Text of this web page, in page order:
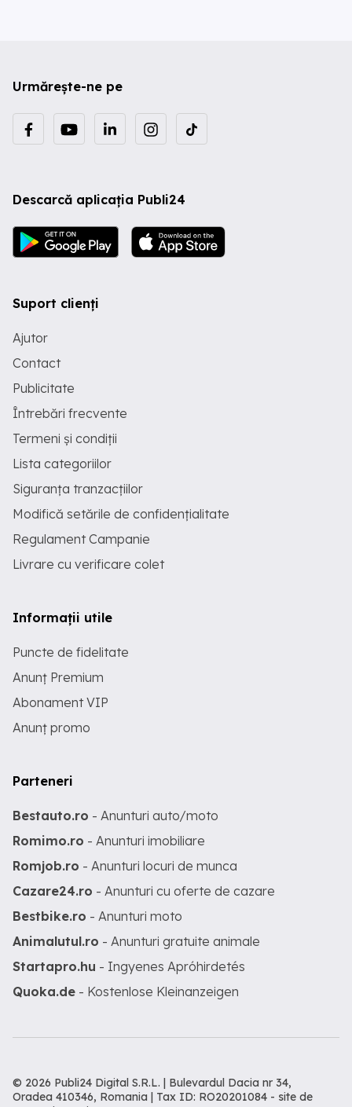
Urmărește-ne pe
Descarcă aplicația Publi24
Suport clienți
Ajutor
Contact
Publicitate
Întrebări frecvente
Termeni și condiții
Lista categoriilor
Siguranța tranzacțiilor
Modifică setările de confidențialitate
Regulament Campanie
Livrare cu verificare colet
Informații utile
Puncte de fidelitate
Anunț Premium
Abonament VIP
Anunț promo
Parteneri
Bestauto.ro - Anunturi auto/moto
Romimo.ro - Anunturi imobiliare
Romjob.ro - Anunturi locuri de munca
Cazare24.ro - Anunturi cu oferte de cazare
Bestbike.ro - Anunturi moto
Animalutul.ro - Anunturi gratuite animale
Startapro.hu - Ingyenes Apróhirdetés
Quoka.de - Kostenlose Kleinanzeigen
© 2026 Publi24 Digital S.R.L. | Bulevardul Dacia nr 34,
Oradea 410346, Romania | Tax ID: RO20201084 - site de